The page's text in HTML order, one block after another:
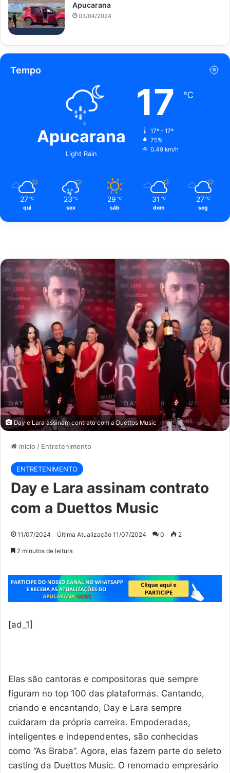
Day e Lara assinam contrato com a Duettos Music
Início / Entretenimento
ENTRETENIMENTO
Day e Lara assinam contrato
com a Duettos Music
11/07/2024 Última Atualização 11/07/2024 0 2
2 minutos de leitura
[ad_1]
Elas são cantoras e compositoras que sempre
figuram no top 100 das plataformas. Cantando,
criando e encantando, Day e Lara sempre
cuidaram da própria carreira. Empoderadas,
inteligentes e independentes, são conhecidas
como “As Braba”. Agora, elas fazem parte do seleto
casting da Duettos Music. O renomado empresário
Apucarana
03/04/2024
Tempo
Apucarana
Light Rain
17 ℃
17º - 17º
75%
0.49 km/h
27 ℃
qui
23 ℃
sex
29 ℃
sáb
31 ℃
dom
27 ℃
seg